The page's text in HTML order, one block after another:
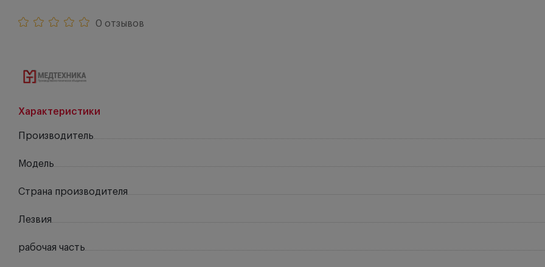
0 отзывов
Характеристики
Производитель
Модель
Страна производителя
Лезвия
рабочая часть